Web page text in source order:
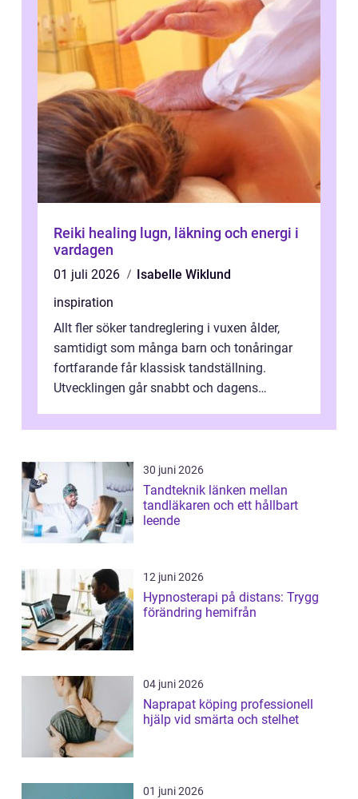
Reiki healing lugn, läkning och energi i
vardagen
01 juli 2026
Isabelle Wiklund
inspiration
Allt fler söker tandreglering i vuxen ålder,
samtidigt som många barn och tonåringar
fortfarande får klassisk tandställning.
Utvecklingen går snabbt och dagens
30 juni 2026
Tandteknik länken mellan
tandläkaren och ett hållbart
leende
12 juni 2026
Hypnosterapi på distans: Trygg
förändring hemifrån
04 juni 2026
Naprapat köping professionell
hjälp vid smärta och stelhet
01 juni 2026